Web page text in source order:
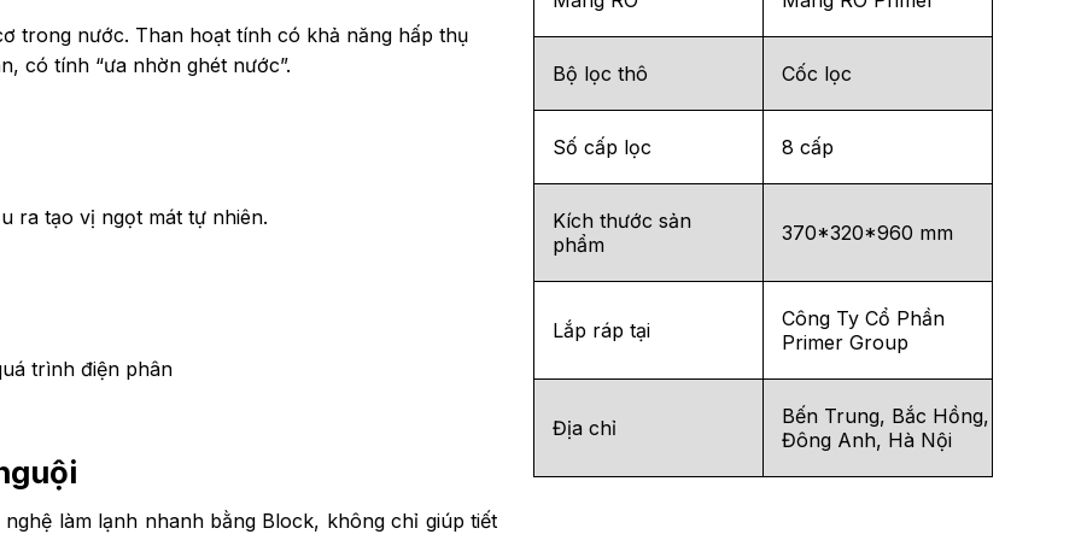
trong nước. Than hoạt tính có khả năng hấp thụ
có tính “ưa nhờn ghét nước”.
ra tạo vị ngọt mát tự nhiên.
trình điện phân
làm lạnh nhanh bằng Block, không chỉ giúp tiết
Bộ lọc thô Cốc lọc
Số cấp lọc 8 cấp
Kích thước sản
phẩm
370*320*960 mm
Lắp ráp tại
Công Ty Cổ Phần
Primer Group
Địa chỉ
Bến Trung, Bắc Hồng,
Đông Anh, Hà Nội